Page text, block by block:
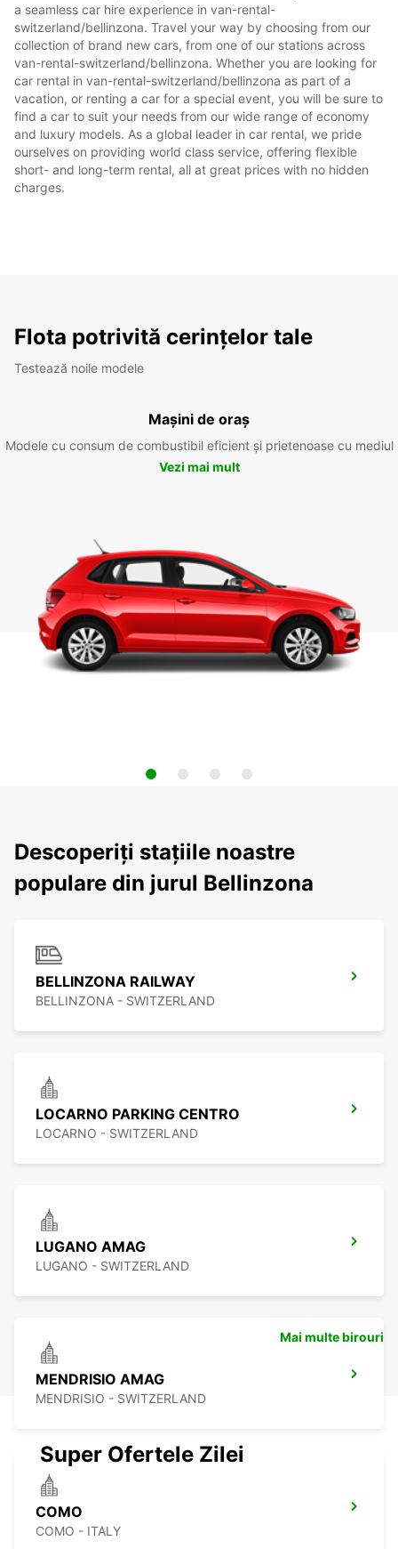
a seamless car hire experience in van-rental-
switzerland/bellinzona. Travel your way by choosing from our
collection of brand new cars, from one of our stations across
van-rental-switzerland/bellinzona. Whether you are looking for
car rental in van-rental-switzerland/bellinzona as part of a
vacation, or renting a car for a special event, you will be sure to
find a car to suit your needs from our wide range of economy
and luxury models. As a global leader in car rental, we pride
ourselves on providing world class service, offering flexible
short- and long-term rental, all at great prices with no hidden
charges.
Flota potrivită cerințelor tale
Testează noile modele
Mașini de oraș
Modele cu consum de combustibil eficient și prietenoase cu mediul
Vezi mai mult
Descoperiți stațiile noastre
populare din jurul Bellinzona
BELLINZONA RAILWAY
BELLINZONA - SWITZERLAND
LOCARNO PARKING CENTRO
LOCARNO - SWITZERLAND
LUGANO AMAG
LUGANO - SWITZERLAND
MENDRISIO AMAG
MENDRISIO - SWITZERLAND
COMO
COMO - ITALY
Mai multe birouri
Super Ofertele Zilei